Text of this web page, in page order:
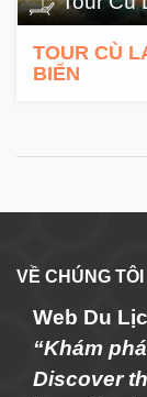
TOUR CÙ
BIỂN
VỀ CHÚNG TÔI
Web Du
“Khám
Discover